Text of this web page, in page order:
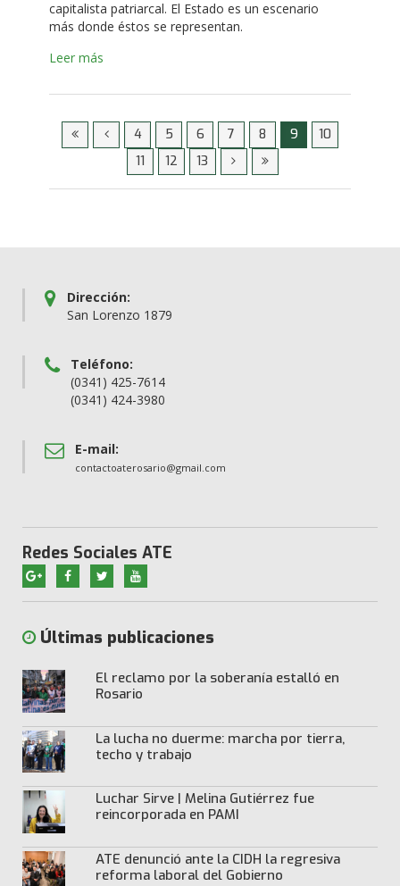
capitalista patriarcal. El Estado es un escenario
más donde éstos se representan.
Leer más
4 5 6 7 8 9
10
11
12 13
Dirección:
San Lorenzo 1879
Teléfono:
(0341) 425-7614
(0341) 424-3980
E-mail:
contactoaterosario@gmail.com
Redes Sociales ATE
Últimas publicaciones
El reclamo por la soberanía estalló en
Rosario
La lucha no duerme: marcha por tierra,
techo y trabajo
Luchar Sirve | Melina Gutiérrez fue
reincorporada en PAMI
ATE denunció ante la CIDH la regresiva
reforma laboral del Gobierno